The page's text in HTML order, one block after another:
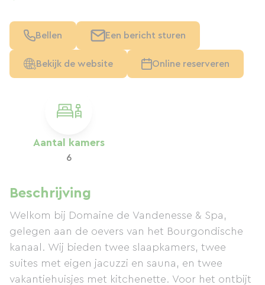
Aantal kamers
6
Beschrijving
Welkom bij Domaine de Vandenesse & Spa,
gelegen aan de oevers van het Bourgondische
kanaal. Wij bieden twee slaapkamers, twee
suites met eigen jacuzzi en sauna, en twee
vakantiehuisjes met kitchenette. Voor het ontbijt
Bellen Een bericht sturen
Bekijk de website Online reserveren